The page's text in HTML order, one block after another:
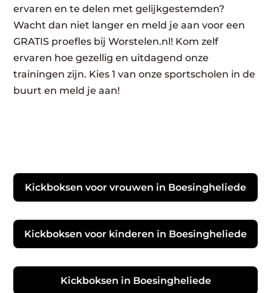
ervaren en te delen met gelijkgestemden?
Wacht dan niet langer en meld je aan voor een
GRATIS proefles bij Worstelen.nl! Kom zelf
ervaren hoe gezellig en uitdagend onze
trainingen zijn. Kies 1 van onze sportscholen in de
buurt en meld je aan!
Kickboksen voor vrouwen in Boesingheliede
Kickboksen voor kinderen in Boesingheliede
Kickboksen in Boesingheliede